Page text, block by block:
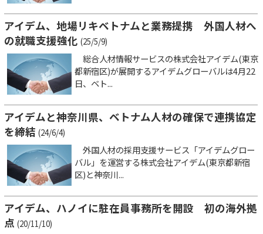
アイデム、地場リキベトナムと業務提携 外国人材へ
の就職支援強化 (25/5/9)
総合人材情報サービスの株式会社アイデム(東京
都新宿区)が展開するアイデムグローバルは4月22
日、ベト...
アイデムと神奈川県、ベトナム人材の確保で連携協定
を締結 (24/6/4)
外国人材の採用支援サービス「アイデムグロー
バル」を運営する株式会社アイデム(東京都新宿
区)と神奈川...
アイデム、ハノイに駐在員事務所を開設 初の海外拠
点 (20/11/10)